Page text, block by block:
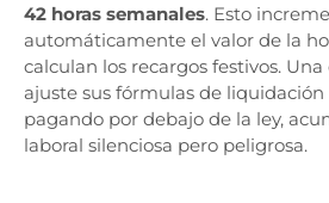
42 horas semanales. Esto
automáticamente el valor de la
calculan los recargos festivos.
ajuste sus fórmulas de
pagando por debajo de la ley,
laboral silenciosa pero peligrosa.